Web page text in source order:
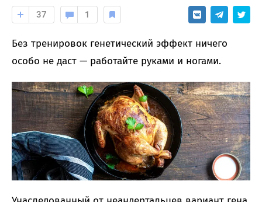
37 1
Без тренировок генетический эффект ничего
особо не даст — работайте руками и ногами.